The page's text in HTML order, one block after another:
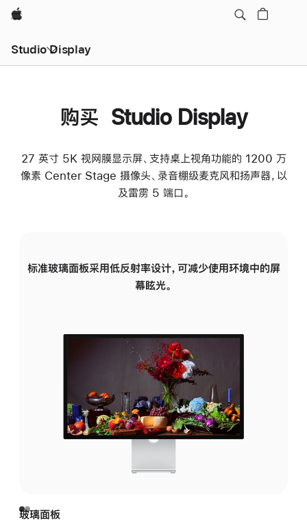
Apple
Studio Display
购买 Studio Display
27 英寸 5K 视网膜显示屏、支持桌上视角功能的 1200 万
像素 Center Stage 摄像头、录音棚级麦克风和扬声器，以
及雷雳 5 端口。
标准玻璃面板采用低反射率设计，可减少使用环境中的屏
幕眩光。
玻璃面板